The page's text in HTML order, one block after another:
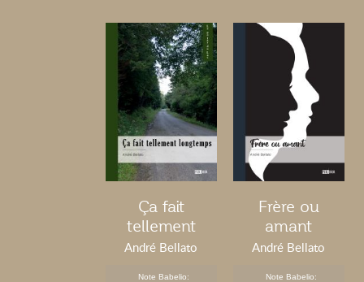
Ça fait
tellement
longtemps -
André Bellato
Note Babelio:
Frère ou
amant
André Bellato
Note Babelio: